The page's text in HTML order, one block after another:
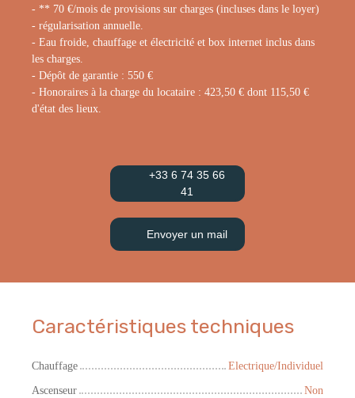
- ** 70 €/mois de provisions sur charges (incluses dans le loyer)
- régularisation annuelle.
- Eau froide, chauffage et électricité et box internet inclus dans
les charges.
- Dépôt de garantie : 550 €
- Honoraires à la charge du locataire : 423,50 € dont 115,50 €
d'état des lieux.
+33 6 74 35 66
41
Envoyer un mail
Caractéristiques techniques
Chauffage
Electrique/Individuel
Ascenseur
Non